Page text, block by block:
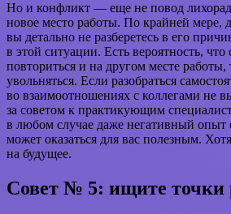
Но и конфликт — еще не повод
новое место работы. По крайней мере,
вы детально не разберетесь в его
в этой ситуации. Есть вероятность,
повториться и на другом месте работы,
увольняться. Если разобраться
во взаимоотношениях с коллегами не
за советом к практикующим
в любом случае даже негативный опыт
может оказаться для вас полезным.
на будущее.
Совет № 5: ищите точки